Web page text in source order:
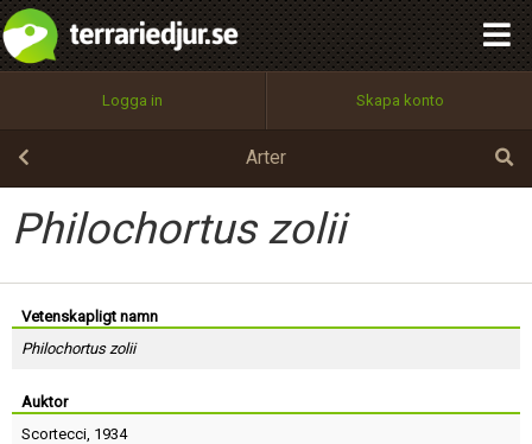
Logga in Skapa konto
Arter
Philochortus zolii
Vetenskapligt namn
Philochortus zolii
Auktor
Scortecci, 1934
Utför
100%
OK
integritetspolicy
Namn:
Epost:
Lösenord:
Begär nytt lösenord
Tillbaka till förstasidan